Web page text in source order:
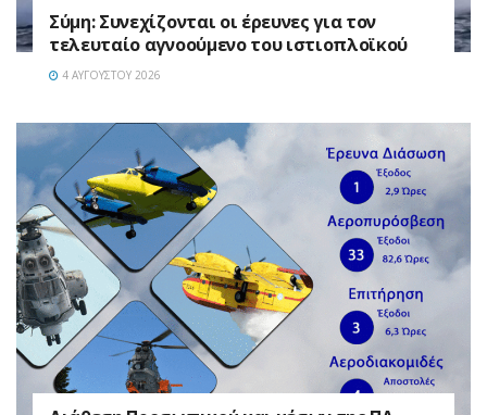
Σύμη: Συνεχίζονται οι έρευνες για τον
τελευταίο αγνοούμενο του ιστιοπλοϊκού
4 ΑΥΓΟΎΣΤΟΥ 2026